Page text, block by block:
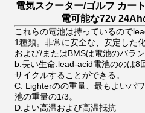
電気スクーター/ゴルフ カー
電可能な72v 24Ah
これらの電池は持っているので
1種類。非常に安全な、安定した
および/またはBMSは電池のバラ
b.長い生命:lead-acid電池ののは8
サイクルすることができる。
C. Lighterのの重量、最もよいパ
池の重量の1/3。
D.よい高温および高温抵抗